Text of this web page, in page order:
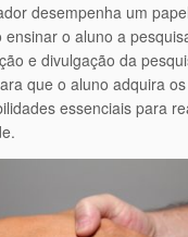
desempenha um
o aluno a
e divulgação da
que o aluno adquira
essenciais para